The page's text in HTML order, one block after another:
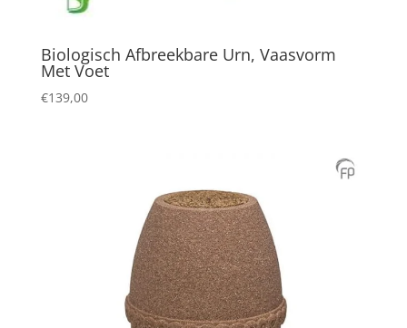
Biologisch Afbreekbare Urn, Vaasvorm
Met Voet
€139,00